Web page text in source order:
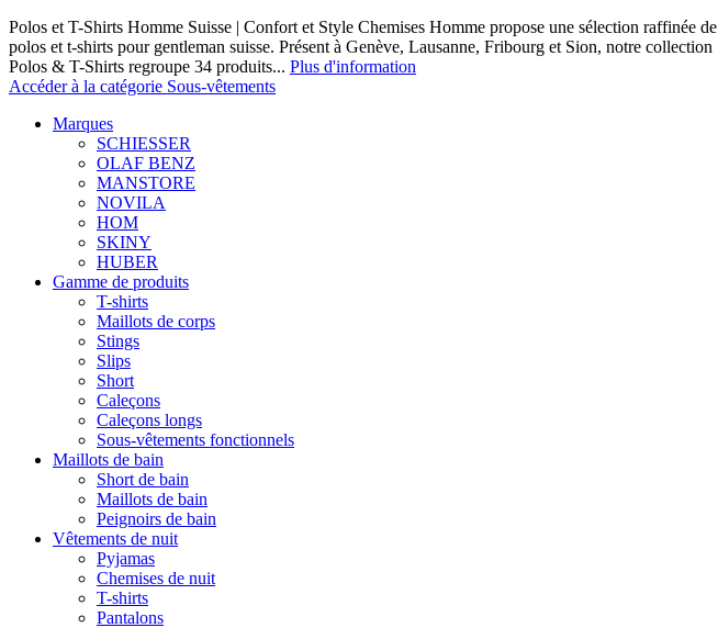
Polos et T-Shirts Homme Suisse | Confort et Style Chemises Homme propose une sélection raffinée de
polos et t-shirts pour gentleman suisse. Présent à Genève, Lausanne, Fribourg et Sion, notre collection
Polos & T-Shirts regroupe 34 produits... Plus d'information
Accéder à la catégorie Sous-vêtements
Marques
SCHIESSER
OLAF BENZ
MANSTORE
NOVILA
HOM
SKINY
HUBER
Gamme de produits
T-shirts
Maillots de corps
Stings
Slips
Short
Caleçons
Caleçons longs
Sous-vêtements fonctionnels
Maillots de bain
Short de bain
Maillots de bain
Peignoirs de bain
Vêtements de nuit
Pyjamas
Chemises de nuit
T-shirts
Pantalons